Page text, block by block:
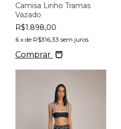
Camisa Linho Tramas
Vazado
R$1.898,00
6 x de R$316,33 sem juros
Comprar